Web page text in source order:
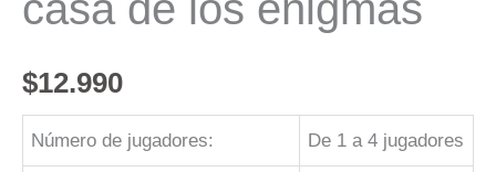
$12.990
Número de jugadores: De 1 a 4 jugadores